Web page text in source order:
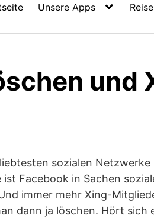
Unsere Apps
und
sozialen
Facebook in Sachen
immer mehr Xing-
dann ja löschen. Hört sich